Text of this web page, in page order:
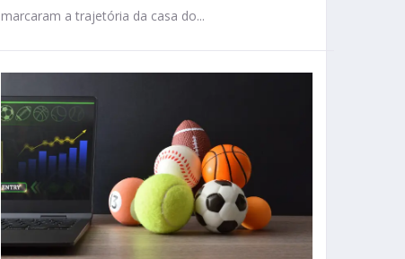
marcaram a trajetória da casa do...